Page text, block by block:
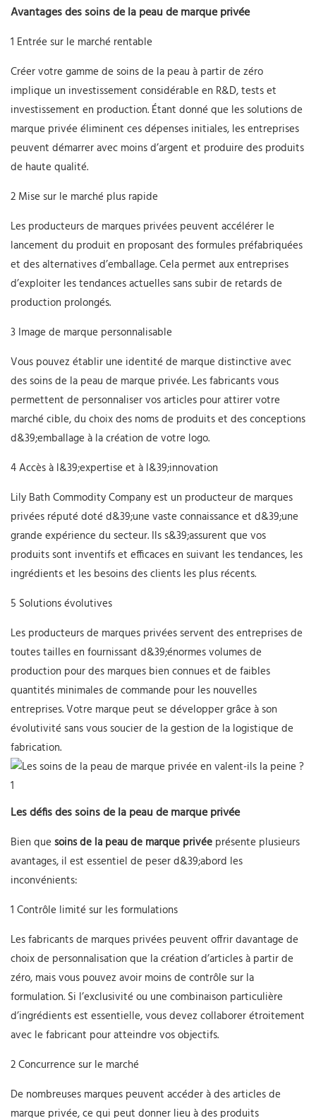
Avantages des soins de la peau de marque privée
1 Entrée sur le marché rentable
Créer votre gamme de soins de la peau à partir de zéro
implique un investissement considérable en R&D, tests et
investissement en production. Étant donné que les solutions de
marque privée éliminent ces dépenses initiales, les entreprises
peuvent démarrer avec moins d’argent et produire des produits
de haute qualité.
2 Mise sur le marché plus rapide
Les producteurs de marques privées peuvent accélérer le
lancement du produit en proposant des formules préfabriquées
et des alternatives d’emballage. Cela permet aux entreprises
d’exploiter les tendances actuelles sans subir de retards de
production prolongés.
3 Image de marque personnalisable
Vous pouvez établir une identité de marque distinctive avec
des soins de la peau de marque privée. Les fabricants vous
permettent de personnaliser vos articles pour attirer votre
marché cible, du choix des noms de produits et des conceptions
d&39;emballage à la création de votre logo.
4 Accès à l&39;expertise et à l&39;innovation
Lily Bath Commodity Company est un producteur de marques
privées réputé doté d&39;une vaste connaissance et d&39;une
grande expérience du secteur. Ils s&39;assurent que vos
produits sont inventifs et efficaces en suivant les tendances, les
ingrédients et les besoins des clients les plus récents.
5 Solutions évolutives
Les producteurs de marques privées servent des entreprises de
toutes tailles en fournissant d&39;énormes volumes de
production pour des marques bien connues et de faibles
quantités minimales de commande pour les nouvelles
entreprises. Votre marque peut se développer grâce à son
évolutivité sans vous soucier de la gestion de la logistique de
fabrication.
Les défis des soins de la peau de marque privée
Bien que soins de la peau de marque privée présente plusieurs
avantages, il est essentiel de peser d&39;abord les
inconvénients:
1 Contrôle limité sur les formulations
Les fabricants de marques privées peuvent offrir davantage de
choix de personnalisation que la création d’articles à partir de
zéro, mais vous pouvez avoir moins de contrôle sur la
formulation. Si l’exclusivité ou une combinaison particulière
d’ingrédients est essentielle, vous devez collaborer étroitement
avec le fabricant pour atteindre vos objectifs.
2 Concurrence sur le marché
De nombreuses marques peuvent accéder à des articles de
marque privée, ce qui peut donner lieu à des produits